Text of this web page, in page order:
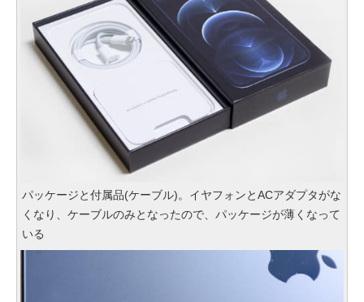
パッケージと付属品(ケーブル)。イヤフォンとACアダプタがな
くなり、ケーブルのみとなったので、パッケージが薄くなって
いる